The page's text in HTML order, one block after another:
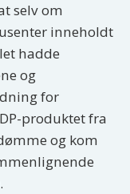
selv om
inneholdt
hadde
og
for
produktet fra
og kom